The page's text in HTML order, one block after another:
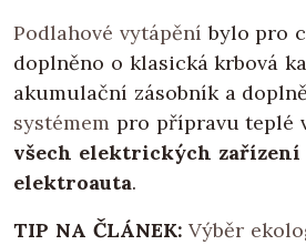
Podlahové vytápění bylo pro
doplněno o klasická krbová
akumulační zásobník a
systémem pro přípravu teplé
všech elektrických zařízení
elektroauta.
TIP NA ČLÁNEK: Výběr